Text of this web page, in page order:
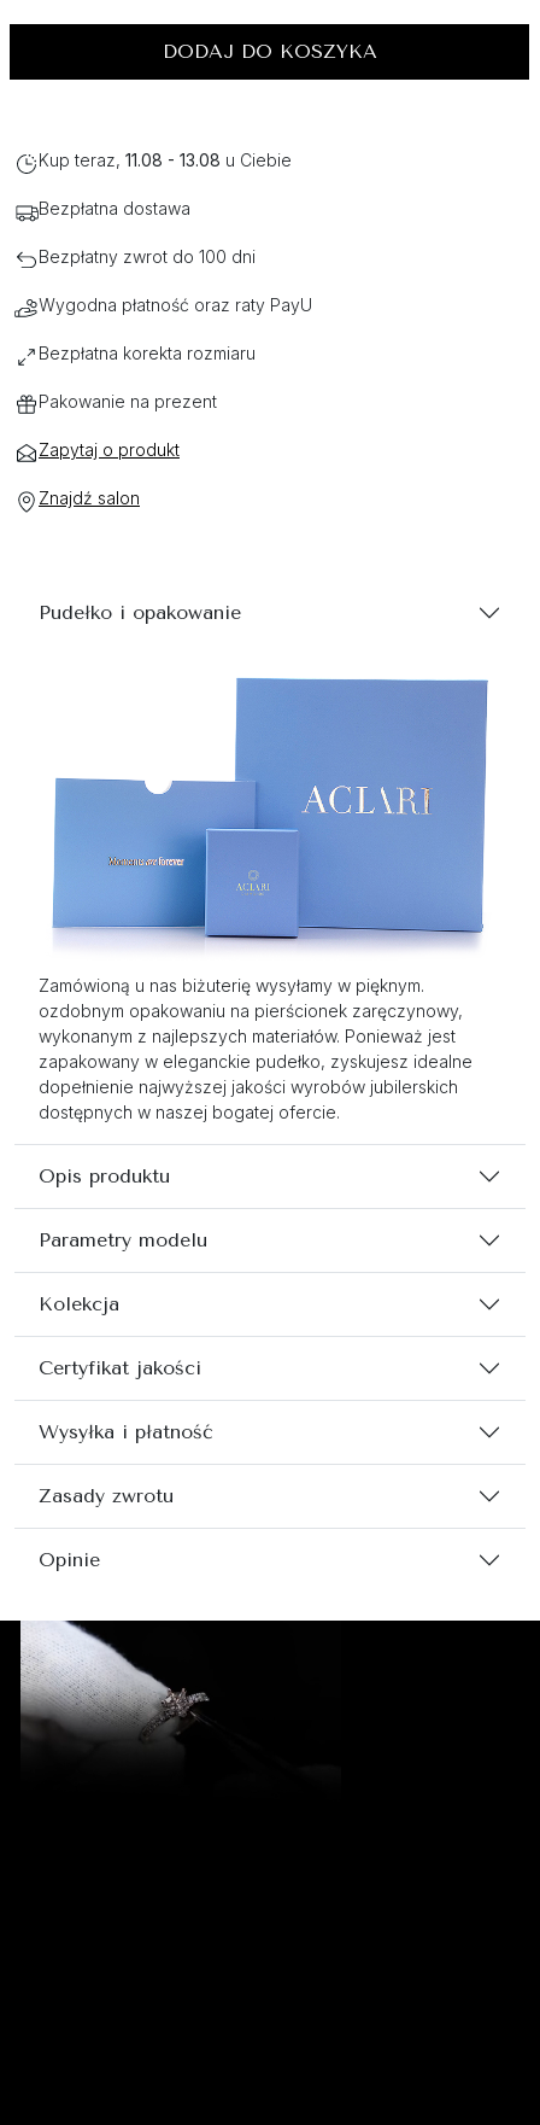
DODAJ DO KOSZYKA
Kup teraz, 11.08 - 13.08 u Ciebie
Bezpłatna dostawa
Bezpłatny zwrot do 100 dni
Wygodna płatność oraz raty PayU
Bezpłatna korekta rozmiaru
Pakowanie na prezent
Zapytaj o produkt
Znajdź salon
Pudełko i opakowanie
Zamówioną u nas biżuterię wysyłamy w pięknym.
ozdobnym opakowaniu na pierścionek zaręczynowy,
wykonanym z najlepszych materiałów. Ponieważ jest
zapakowany w eleganckie pudełko, zyskujesz idealne
dopełnienie najwyższej jakości wyrobów jubilerskich
dostępnych w naszej bogatej ofercie.
Opis produktu
Parametry modelu
Kolekcja
Certyfikat jakości
Wysyłka i płatność
Zasady zwrotu
Opinie